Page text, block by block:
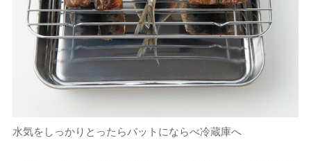
水気をしっかりとったらバットにならべ冷蔵庫へ